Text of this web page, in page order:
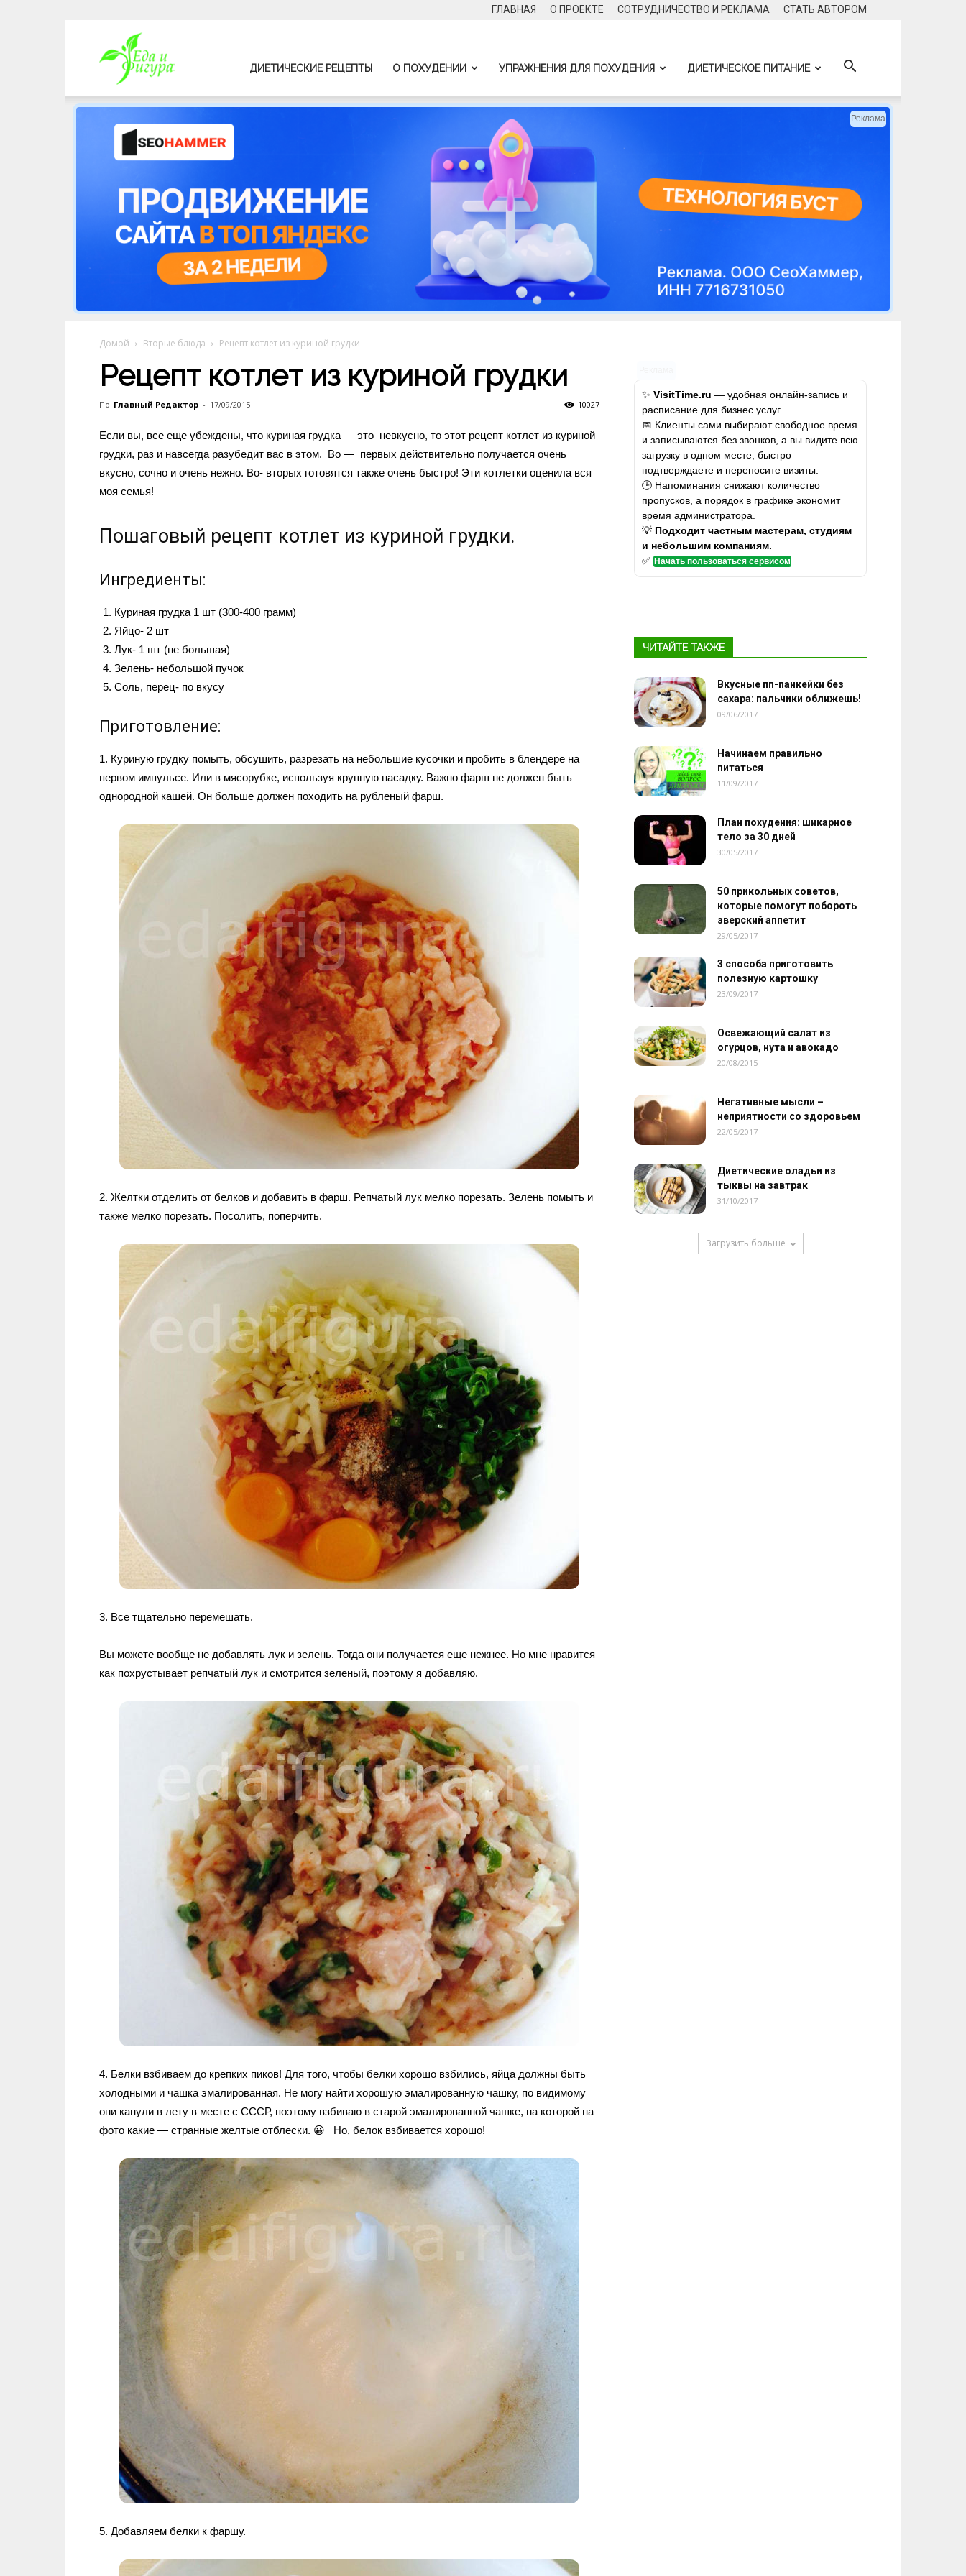
ГЛАВНАЯ О ПРОЕКТЕ СОТРУДНИЧЕСТВО И РЕКЛАМА CТАТЬ АВТОРОМ
фигура
ДИЕТИЧЕСКИЕ РЕЦЕПТЫ О ПОХУДЕНИИ УПРАЖНЕНИЯ ДЛЯ ПОХУДЕНИЯ ДИЕТИЧЕСКОЕ ПИТАНИЕ
Реклама
Домой Вторые блюда Рецепт котлет из куриной грудки
Рецепт котлет из куриной грудки
По Главный Редактор - 17/09/2015 10027
Если вы, все еще убеждены, что куриная грудка — это невкусно, то этот рецепт котлет из куриной
грудки, раз и навсегда разубедит вас в этом. Во — первых действительно получается очень
вкусно, сочно и очень нежно. Во- вторых готовятся также очень быстро! Эти котлетки оценила вся
моя семья!
Пошаговый рецепт котлет из куриной грудки.
Ингредиенты:
Куриная грудка 1 шт (300-400 грамм)
Яйцо- 2 шт
Лук- 1 шт (не большая)
Зелень- небольшой пучок
Соль, перец- по вкусу
Приготовление:
1. Куриную грудку помыть, обсушить, разрезать на небольшие кусочки и пробить в блендере на
первом импульсе. Или в мясорубке, используя крупную насадку. Важно фарш не должен быть
однородной кашей. Он больше должен походить на рубленый фарш.
2. Желтки отделить от белков и добавить в фарш. Репчатый лук мелко порезать. Зелень помыть и
также мелко порезать. Посолить, поперчить.
3. Все тщательно перемешать.
Вы можете вообще не добавлять лук и зелень. Тогда они получается еще нежнее. Но мне нравится
как похрустывает репчатый лук и смотрится зеленый, поэтому я добавляю.
4. Белки взбиваем до крепких пиков! Для того, чтобы белки хорошо взбились, яйца должны быть
холодными и чашка эмалированная. Не могу найти хорошую эмалированную чашку, по видимому
они канули в лету в месте с СССР, поэтому взбиваю в старой эмалированной чашке, на которой на
фото какие — странные желтые отблески. 😀 Но, белок взбивается хорошо!
5. Добавляем белки к фаршу.
✨ VisitTime.ru — удобная онлайн-запись и
расписание для бизнес услуг.
📅 Клиенты сами выбирают свободное время
и записываются без звонков, а вы видите всю
загрузку в одном месте, быстро
подтверждаете и переносите визиты.
🕒 Напоминания снижают количество
пропусков, а порядок в графике экономит
время администратора.
💡 Подходит частным мастерам, студиям
и небольшим компаниям.
✅ Начать пользоваться сервисом
ЧИТАЙТЕ ТАКЖЕ
Вкусные пп-панкейки без
сахара: пальчики оближешь!
09/06/2017
Начинаем правильно
питаться
11/09/2017
План похудения: шикарное
тело за 30 дней
30/05/2017
50 прикольных советов,
которые помогут побороть
зверский аппетит
29/05/2017
3 способа приготовить
полезную картошку
23/09/2017
Освежающий салат из
огурцов, нута и авокадо
20/08/2015
Негативные мысли –
неприятности со здоровьем
22/05/2017
Диетические оладьи из
тыквы на завтрак
31/10/2017
Загрузить больше